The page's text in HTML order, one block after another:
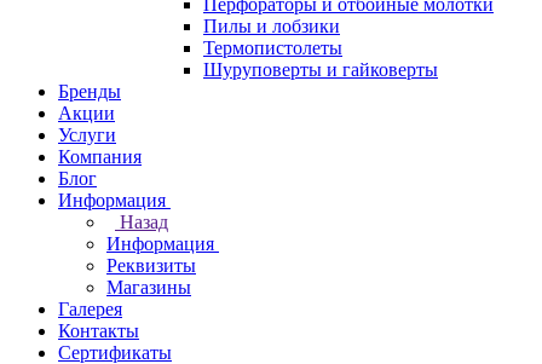
Перфораторы и отбойные молотки
Пилы и лобзики
Термопистолеты
Шуруповерты и гайковерты
Бренды
Акции
Услуги
Компания
Блог
Информация
Назад
Информация
Реквизиты
Магазины
Галерея
Контакты
Сертификаты